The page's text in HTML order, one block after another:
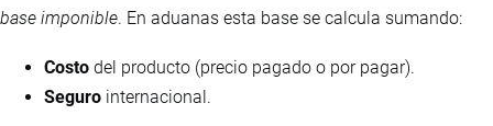
base imponible. En aduanas esta base se calcula sumando:
Costo del producto (precio pagado o por pagar).
Seguro internacional.